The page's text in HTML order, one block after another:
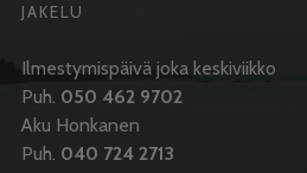
JAKELU
Ilmestymispäivä joka keskiviikko
Puh. 050 462 9702
Aku Honkanen
Puh. 040 724 2713